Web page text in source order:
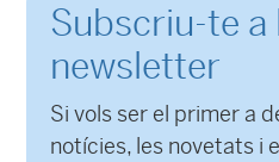
Subscriu-te a
newsletter
Si vols ser el primer a
notícies, les novetats i